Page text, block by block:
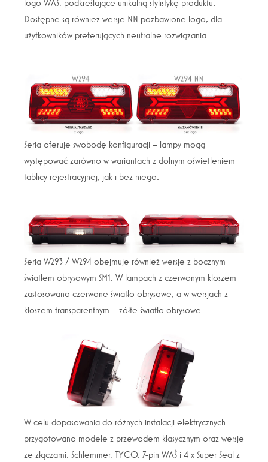
logo WAŚ, podkreślające unikalną stylistykę produktu.
Dostępne są również wersje NN pozbawione logo, dla
użytkowników preferujących neutralne rozwiązania.
Seria oferuje swobodę konfiguracji – lampy mogą
występować zarówno w wariantach z dolnym oświetleniem
tablicy rejestracyjnej, jak i bez niego.
Seria W293 / W294 obejmuje również wersje z bocznym
światłem obrysowym SM1. W lampach z czerwonym kloszem
zastosowano czerwone światło obrysowe, a w wersjach z
kloszem transparentnym – żółte światło obrysowe.
W celu dopasowania do różnych instalacji elektrycznych
przygotowano modele z przewodem klasycznym oraz wersje
ze złączami: Schlemmer, TYCO, 7-pin WAŚ i 4 x Super Seal z